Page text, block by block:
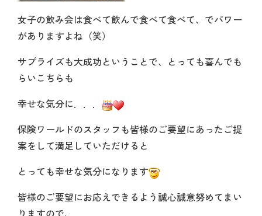
女子の飲み会は食べて飲んで食べて食べて、でパワー
がありますよね（笑）
サプライズも大成功ということで、とっても喜んでも
らいこちらも
幸せな気分に．．．
保険ワールドのスタッフも皆様のご要望にあったご提
案をして満足していただけると
とっても幸せな気分になります
皆様のご要望にお応えできるよう誠心誠意努めてまい